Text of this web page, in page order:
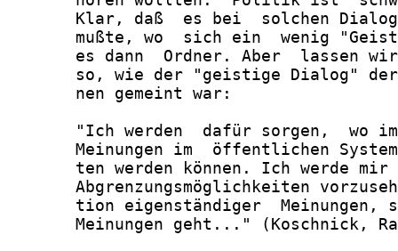
Klar, daß  es bei  solchen
mußte, wo  sich ein  wenig
es dann  Ordner. Aber  lassen
so, wie der "geistige Dialog"
       nen gemeint war:
"Ich werden  dafür sorgen,  wo
Meinungen im  öffentlichen
ten werden können. Ich werde
Abgrenzungsmöglichkeiten
tion eigenständiger  Meinungen,
Meinungen geht..." (Koschnick,